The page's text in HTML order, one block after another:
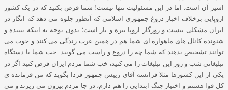
اسیر آن است
اما در این مسئولیت تنها نیست! شما فرض بکنید که در یک کشور
اروپایی برخلاف اخبار دروغ جمهوری اسلامی که آنطور جلوه می دهد که انگار در
ایران مشکلی نیست و روزگار اروپا تیره و تار است؛ بدون توجه به اینکه بیننده و
شنونده کانال های ماهواره ای شما هم در همین غرب زندگی می کنند و خوب می
توانند تشخیص بدهند که شما چه را دروغ و راست می گویید
خب شما با دستگاه
تبلیغاتی شب و روز این تبلیغات را می کنید، خب شما مردم ایران فرض کنید اگر در
یکی از این کشورها مثلا فرانسه آقای رییس جمهور فردا بگوید که من فرمانده ی
کل قوا هستم و اختیار جنگ ابتدایی را هم دارم، در جا مردم بیرون می ریزند و می